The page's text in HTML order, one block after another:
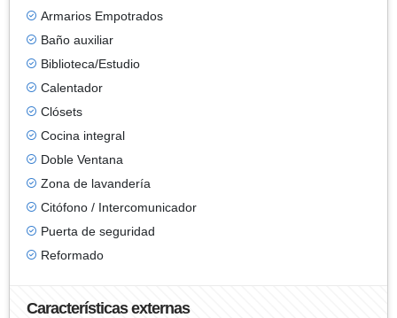
Armarios Empotrados
Baño auxiliar
Biblioteca/Estudio
Calentador
Clósets
Cocina integral
Doble Ventana
Zona de lavandería
Citófono / Intercomunicador
Puerta de seguridad
Reformado
Características externas